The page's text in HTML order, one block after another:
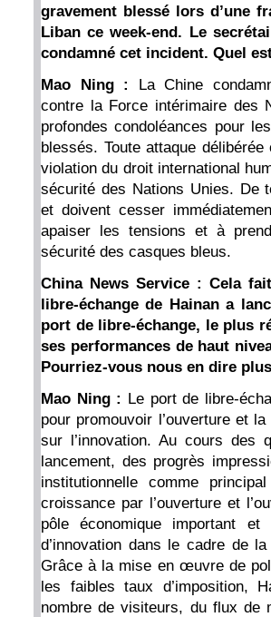
gravement blessé lors d’une
Liban ce week-end. Le
condamné cet incident. Quel
Mao Ning : La Chine
contre la Force intérimaire des
profondes condoléances pour
blessés. Toute attaque
violation du droit international
sécurité des Nations Unies. De
et doivent cesser
apaiser les tensions et à
sécurité des casques bleus.
China News Service : Cela
libre-échange de Hainan a
port de libre-échange, le plus
ses performances de haut
Pourriez-vous nous en dire
Mao Ning : Le port de libre-
pour promouvoir l’ouverture et
sur l’innovation. Au cours des
lancement, des progrès
institutionnelle comme
croissance par l’ouverture et
pôle économique important
d’innovation dans le cadre de
Grâce à la mise en œuvre de
les faibles taux d’imposition,
nombre de visiteurs, du flux de